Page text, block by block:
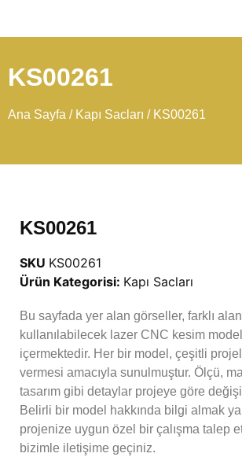
KS00261
Ana Sayfa / Kapı Sacları / KS00261
KS00261
SKU KS00261
Ürün Kategorisi: Kapı Sacları
Bu sayfada yer alan görseller, farklı
kullanılabilecek lazer CNC kesim
içermektedir. Her bir model, çeşitli
vermesi amacıyla sunulmuştur. Ölçü,
tasarım gibi detaylar projeye göre
Belirli bir model hakkında bilgi almak
projenize uygun özel bir çalışma talep
bizimle iletişime geçiniz.